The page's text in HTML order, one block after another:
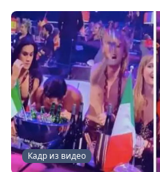
Кадр из видео